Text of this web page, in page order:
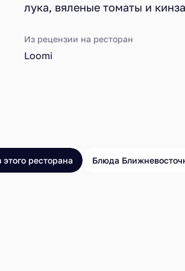
лука, вяленые томаты и
Из рецензии на ресторан
Loomi
ресторана Блюда